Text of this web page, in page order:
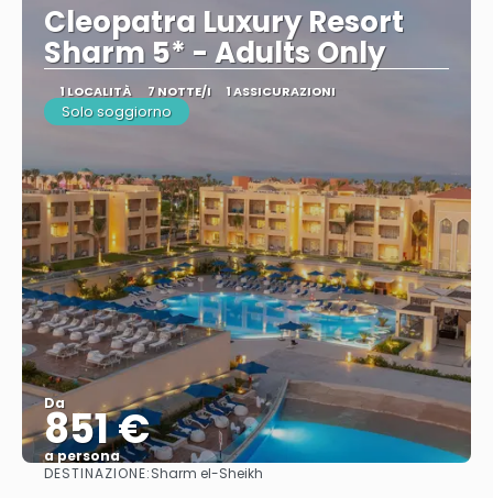
Cleopatra Luxury Resort
Sharm 5* - Adults Only
1 LOCALITÀ 7 NOTTE/I 1 ASSICURAZIONI
Solo soggiorno
Da
851 €
a persona
Vedere
DESTINAZIONE:Sharm el-Sheikh